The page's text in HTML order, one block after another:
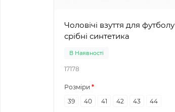
Чоловічі взуття для футболу
срібні синтетика
В Наявності
17178
Розміри
39
40 41 42 43 44